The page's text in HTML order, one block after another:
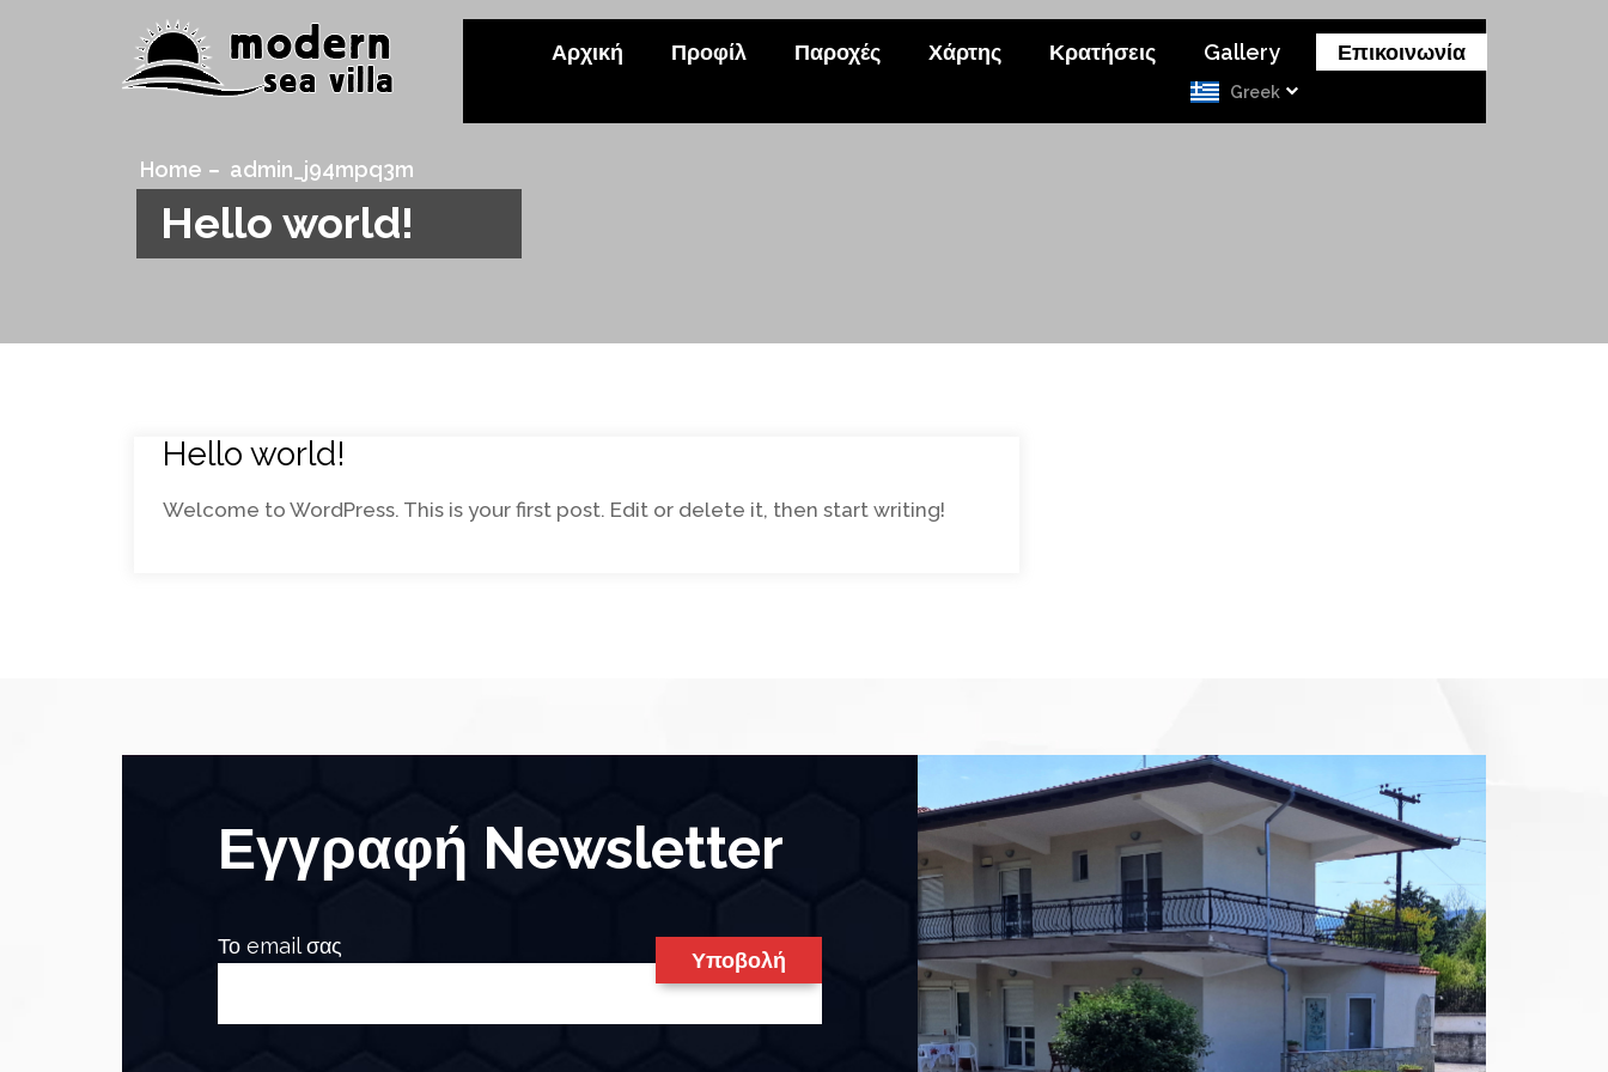
Αρχική Προφίλ Παροχές Χάρτης Κρατήσεις Gallery
Greek
Επικοινωνία
Home admin_j94mpq3m
Hello world!
Hello world!
Welcome to WordPress. This is your first post. Edit or delete it, then start writing!
Εγγραφή Newsletter
Το email σας